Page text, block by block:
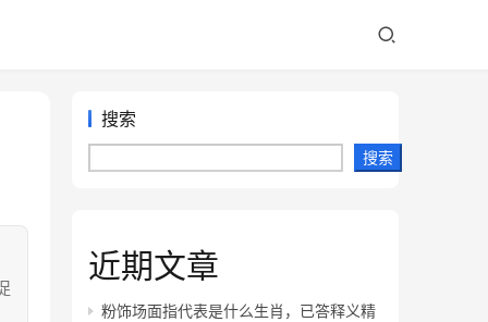
搜索
搜索
近期文章
粉饰场面指代表是什么生肖，已答释义精